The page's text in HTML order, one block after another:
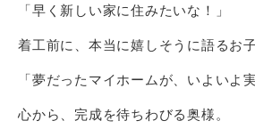
「早く新しい家に住みたいな！」
着工前に、本当に嬉しそうに語るお子
「夢だったマイホームが、いよいよ
心から、完成を待ちわびる奥様。